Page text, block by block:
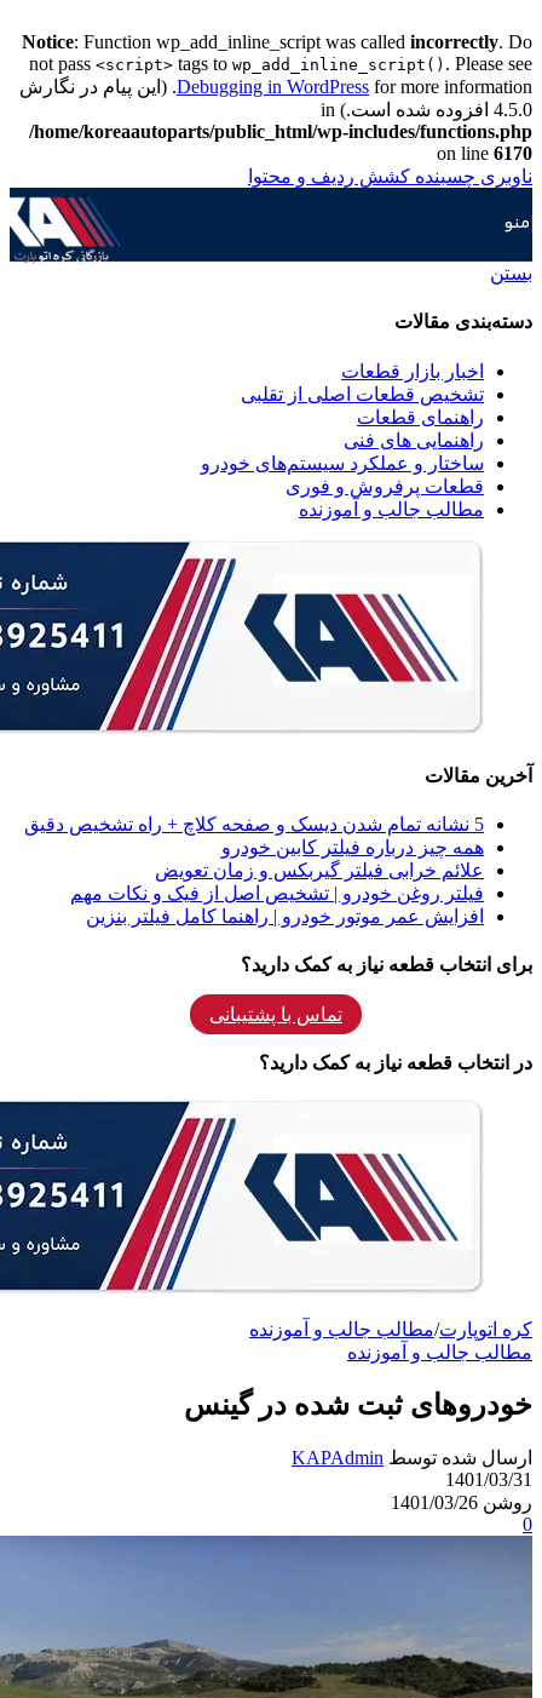
Notice: Function wp_add_inline_script was called incorrectly. Do
not pass <script> tags to wp_add_inline_script() . Please see
Debugging in WordPressfor more information. (این پیام در نگارش
4.5.0 افزوده شده است.) in
/home/koreaautoparts/public_html/wp-includes/functions.php
on line 6170
ناوبری چسبنده کشش ردیف و محتوا
منو
بستن
دسته‌بندی مقالات
اخبار بازار قطعات
تشخیص قطعات اصلی از تقلبی
راهنمای قطعات
راهنمایی های فنی
ساختار و عملکرد سیستم‌های خودرو
قطعات پرفروش و فوری
مطالب جالب و آموزنده
آخرین مقالات
5 نشانه‌ تمام شدن دیسک و صفحه کلاچ + راه تشخیص دقیق
همه‌ چیز درباره فیلتر کابین خودرو
علائم خرابی فیلتر گیربکس و زمان تعویض
فیلتر روغن خودرو | تشخیص اصل از فیک و نکات مهم
افزایش عمر موتور خودرو | راهنما کامل فیلتر بنزین
برای انتخاب قطعه نیاز به کمک دارید؟
تماس با پشتیبانی
در انتخاب قطعه نیاز به کمک دارید؟
کره اتوپارت/مطالب جالب و آموزنده
مطالب جالب و آموزنده
خودروهای ثبت شده در گینس
ارسال شده توسط KAPAdmin
1401/03/31
روشن 1401/03/26
0